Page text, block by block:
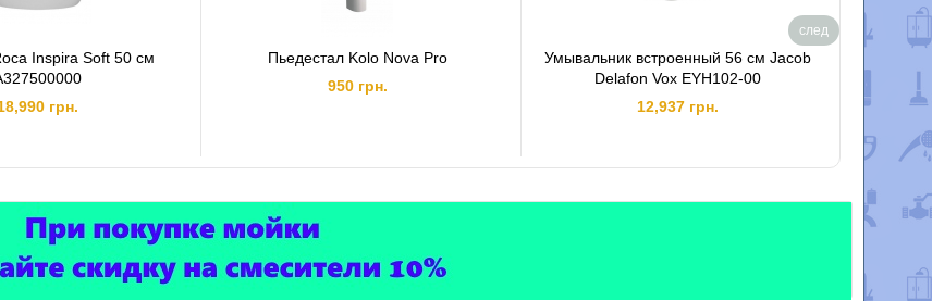
Inspira Soft 50 см
грн.
Пьедестал Kolo Nova Pro
950 грн.
Умывальник встроенный 56 см Jacob
Delafon Vox EYH102-00
12,937 грн.
след